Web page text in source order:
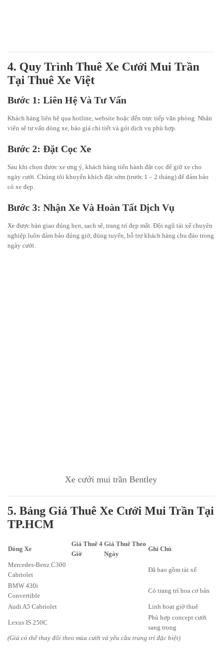
4. Quy Trình Thuê Xe Cưới Mui Trần
Tại Thuê Xe Việt
Bước 1: Liên Hệ Và Tư Vấn
Khách hàng liên hệ qua hotline, website hoặc đến trực tiếp văn phòng. Nhân
viên sẽ tư vấn dòng xe, báo giá chi tiết và gói dịch vụ phù hợp.
Bước 2: Đặt Cọc Xe
Sau khi chọn được xe ưng ý, khách hàng tiến hành đặt cọc để giữ xe cho
ngày cưới. Chúng tôi khuyến khích đặt sớm (trước 1 – 2 tháng) để đảm bảo
có xe đẹp.
Bước 3: Nhận Xe Và Hoàn Tất Dịch Vụ
Xe được bàn giao đúng hẹn, sạch sẽ, trang trí đẹp mắt. Đội ngũ tài xế chuyên
nghiệp luôn đảm bảo đúng giờ, đúng tuyến, hỗ trợ khách hàng chu đáo trong
ngày cưới.
Xe cưới mui trần Bentley
5. Bảng Giá Thuê Xe Cưới Mui Trần Tại
TP.HCM
Dòng Xe
Giá Thuê 4
Giờ
Giá Thuê Theo
Ngày
Ghi Chú
Mercedes-Benz C300
Cabriolet
Đã bao gồm tài xế
BMW 430i
Convertible
Có trang trí hoa cơ bản
Audi A5 Cabriolet Linh hoạt giờ thuê
Lexus IS 250C
Phù hợp concept cưới
sang trọng
(Giá có thể thay đổi theo mùa cưới và yêu cầu trang trí đặc biệt)